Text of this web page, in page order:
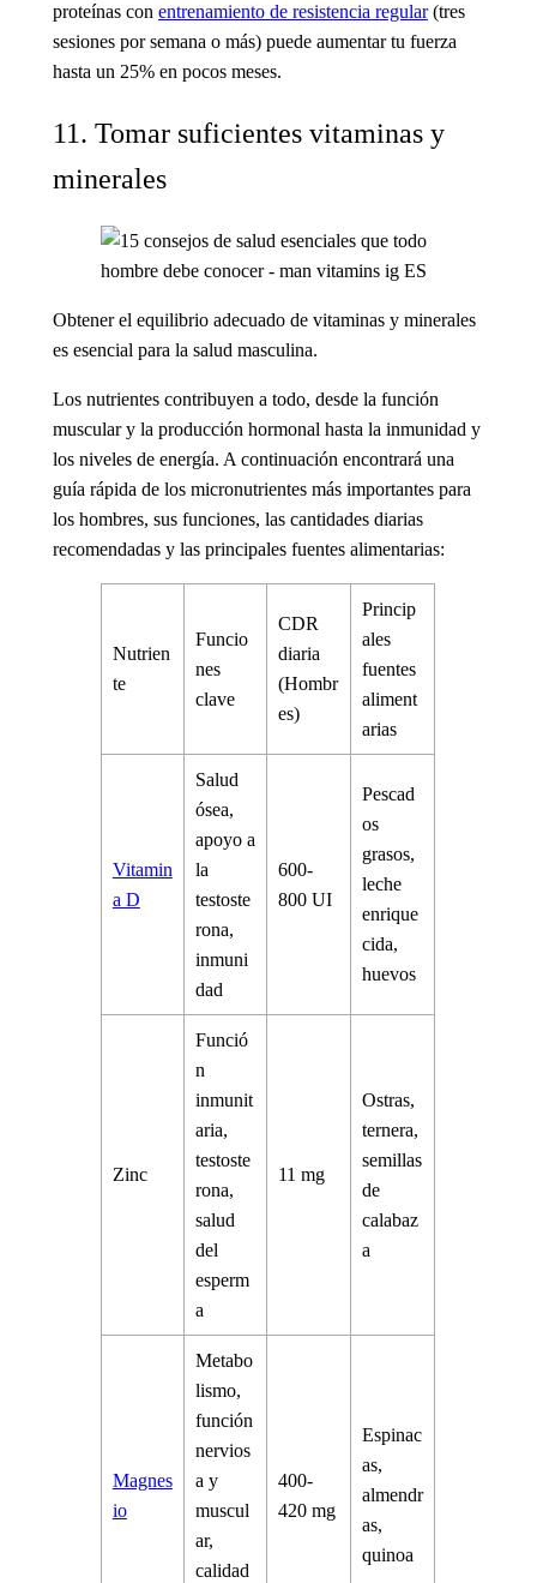
proteínas con entrenamiento de resistencia regular(tres
sesiones por semana o más) puede aumentar tu fuerza
hasta un 25% en pocos meses.
11. Tomar suficientes vitaminas y
minerales
Obtener el equilibrio adecuado de vitaminas y minerales
es esencial para la salud masculina.
Los nutrientes contribuyen a todo, desde la función
muscular y la producción hormonal hasta la inmunidad y
los niveles de energía. A continuación encontrará una
guía rápida de los micronutrientes más importantes para
los hombres, sus funciones, las cantidades diarias
recomendadas y las principales fuentes alimentarias:
Nutrien
te
Funcio
nes
clave
CDR
diaria
(Hombr
es)
Princip
ales
fuentes
aliment
arias
Vitamin
a D
Salud
ósea,
apoyo a
la
testoste
rona,
inmuni
dad
600-
800 UI
Pescad
os
grasos,
leche
enrique
cida,
huevos
Zinc
Funció
n
inmunit
aria,
testoste
rona,
salud
del
esperm
a
11 mg
Ostras,
ternera,
semillas
de
calabaz
a
Magnes
io
Metabo
lismo,
función
nervios
a y
muscul
ar,
calidad
400-
420 mg
Espinac
as,
almendr
as,
quinoa